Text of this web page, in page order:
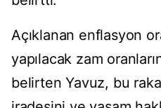
Açıklanan enflasyon
yapılacak zam
belirten Yavuz, bu